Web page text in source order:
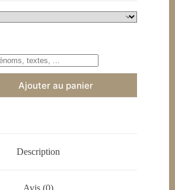
Ajouter au panier
Description
Avis (0)